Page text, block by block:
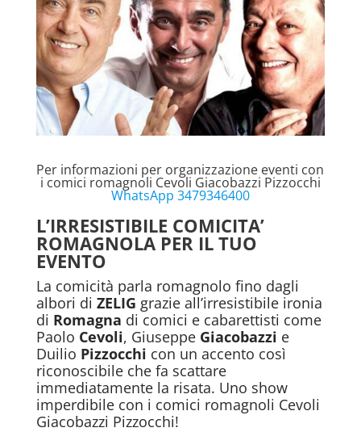
Per informazioni per organizzazione eventi con
i comici romagnoli Cevoli Giacobazzi Pizzocchi
WhatsApp 3479346400
L’IRRESISTIBILE COMICITA’
ROMAGNOLA PER IL TUO
EVENTO
La comicità parla romagnolo fino dagli
albori di ZELIG grazie all’irresistibile ironia
di Romagna di comici e cabarettisti come
Paolo Cevoli, Giuseppe Giacobazzi e
Duilio Pizzocchi con un accento così
riconoscibile che fa scattare
immediatamente la risata. Uno show
imperdibile con i comici romagnoli Cevoli
Giacobazzi Pizzocchi!